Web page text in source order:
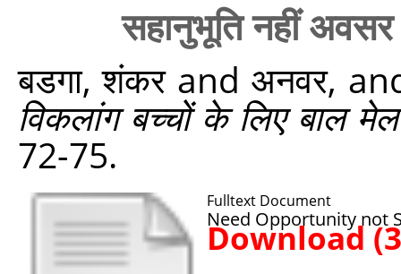
सहानुभूति नहीं अवसर
बडगा, शंकरand अनवर,
विकलांग बच्चों के लिए बाल
72-75.
Fulltext Document
Need Opportunity not
Download